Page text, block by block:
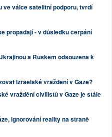
ve válce satelitní podporu, tvrdí
propadají - v důsledku čerpání
a Ruskem odsouzena k
Izraelské vraždění v Gaze?
vraždění civilistů v Gaze je stále
ignorování reality na straně